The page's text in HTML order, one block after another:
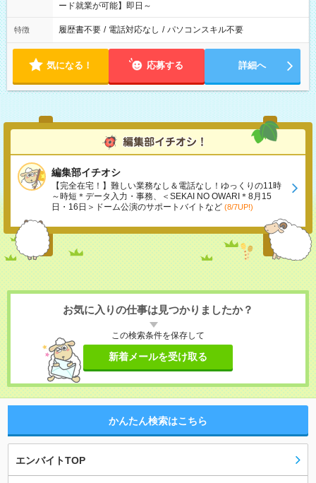
ード就業が可能】即日～
特徴 履歴書不要 / 電話対応なし / パソコンスキル不要
気になる！ 応募する 詳細へ
編集部イチオシ
【完全在宅！】難しい業務なし＆電話なし！ゆっくりの11時
～時短＊データ入力・事務、＜SEKAI NO OWARI＊8月15
日・16日＞ドーム公演のサポートバイトなど (8/7UP!)
お気に入りの仕事は見つかりましたか？
この検索条件を保存して
新着メールを受け取る
かんたん検索はこちら
エンバイトTOP